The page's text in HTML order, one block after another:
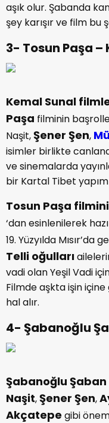
aşık olur. Şabanda
şey karışır ve film
3- Tosun Paşa –
Kemal Sunal
Paşa filminin
Naşit,Şener Şen,
isimler birlikte
ve sinemalarda
bir Kartal Tibet
Tosun Paşa
‘dan esinlenilerek
19. Yüzyılda Mısır’da
Telli oğulları
vadi olan Yeşil Vadi
Filmde aşkta işin
hal alır.
4- Şabanoğlu
Şabanoğlu Şaban
Naşit,Şener Şen,
Akçatepe gibi